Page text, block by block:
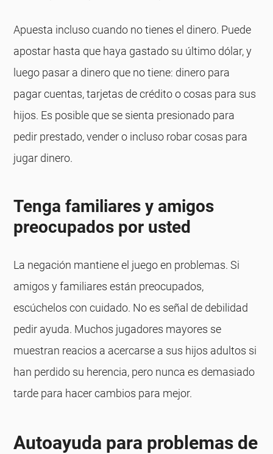
Apuesta incluso cuando no tienes el dinero. Puede
apostar hasta que haya gastado su último dólar, y
luego pasar a dinero que no tiene: dinero para
pagar cuentas, tarjetas de crédito o cosas para sus
hijos. Es posible que se sienta presionado para
pedir prestado, vender o incluso robar cosas para
jugar dinero.
Tenga familiares y amigos
preocupados por usted
La negación mantiene el juego en problemas. Si
amigos y familiares están preocupados,
escúchelos con cuidado. No es señal de debilidad
pedir ayuda. Muchos jugadores mayores se
muestran reacios a acercarse a sus hijos adultos si
han perdido su herencia, pero nunca es demasiado
tarde para hacer cambios para mejor.
Autoayuda para problemas de